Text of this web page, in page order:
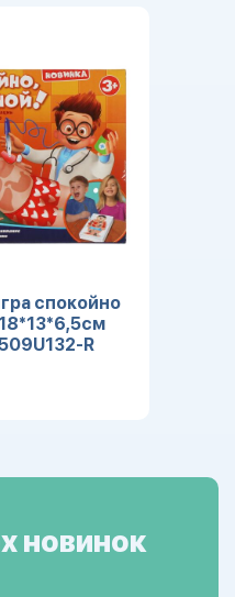
спокойно
R
новинок